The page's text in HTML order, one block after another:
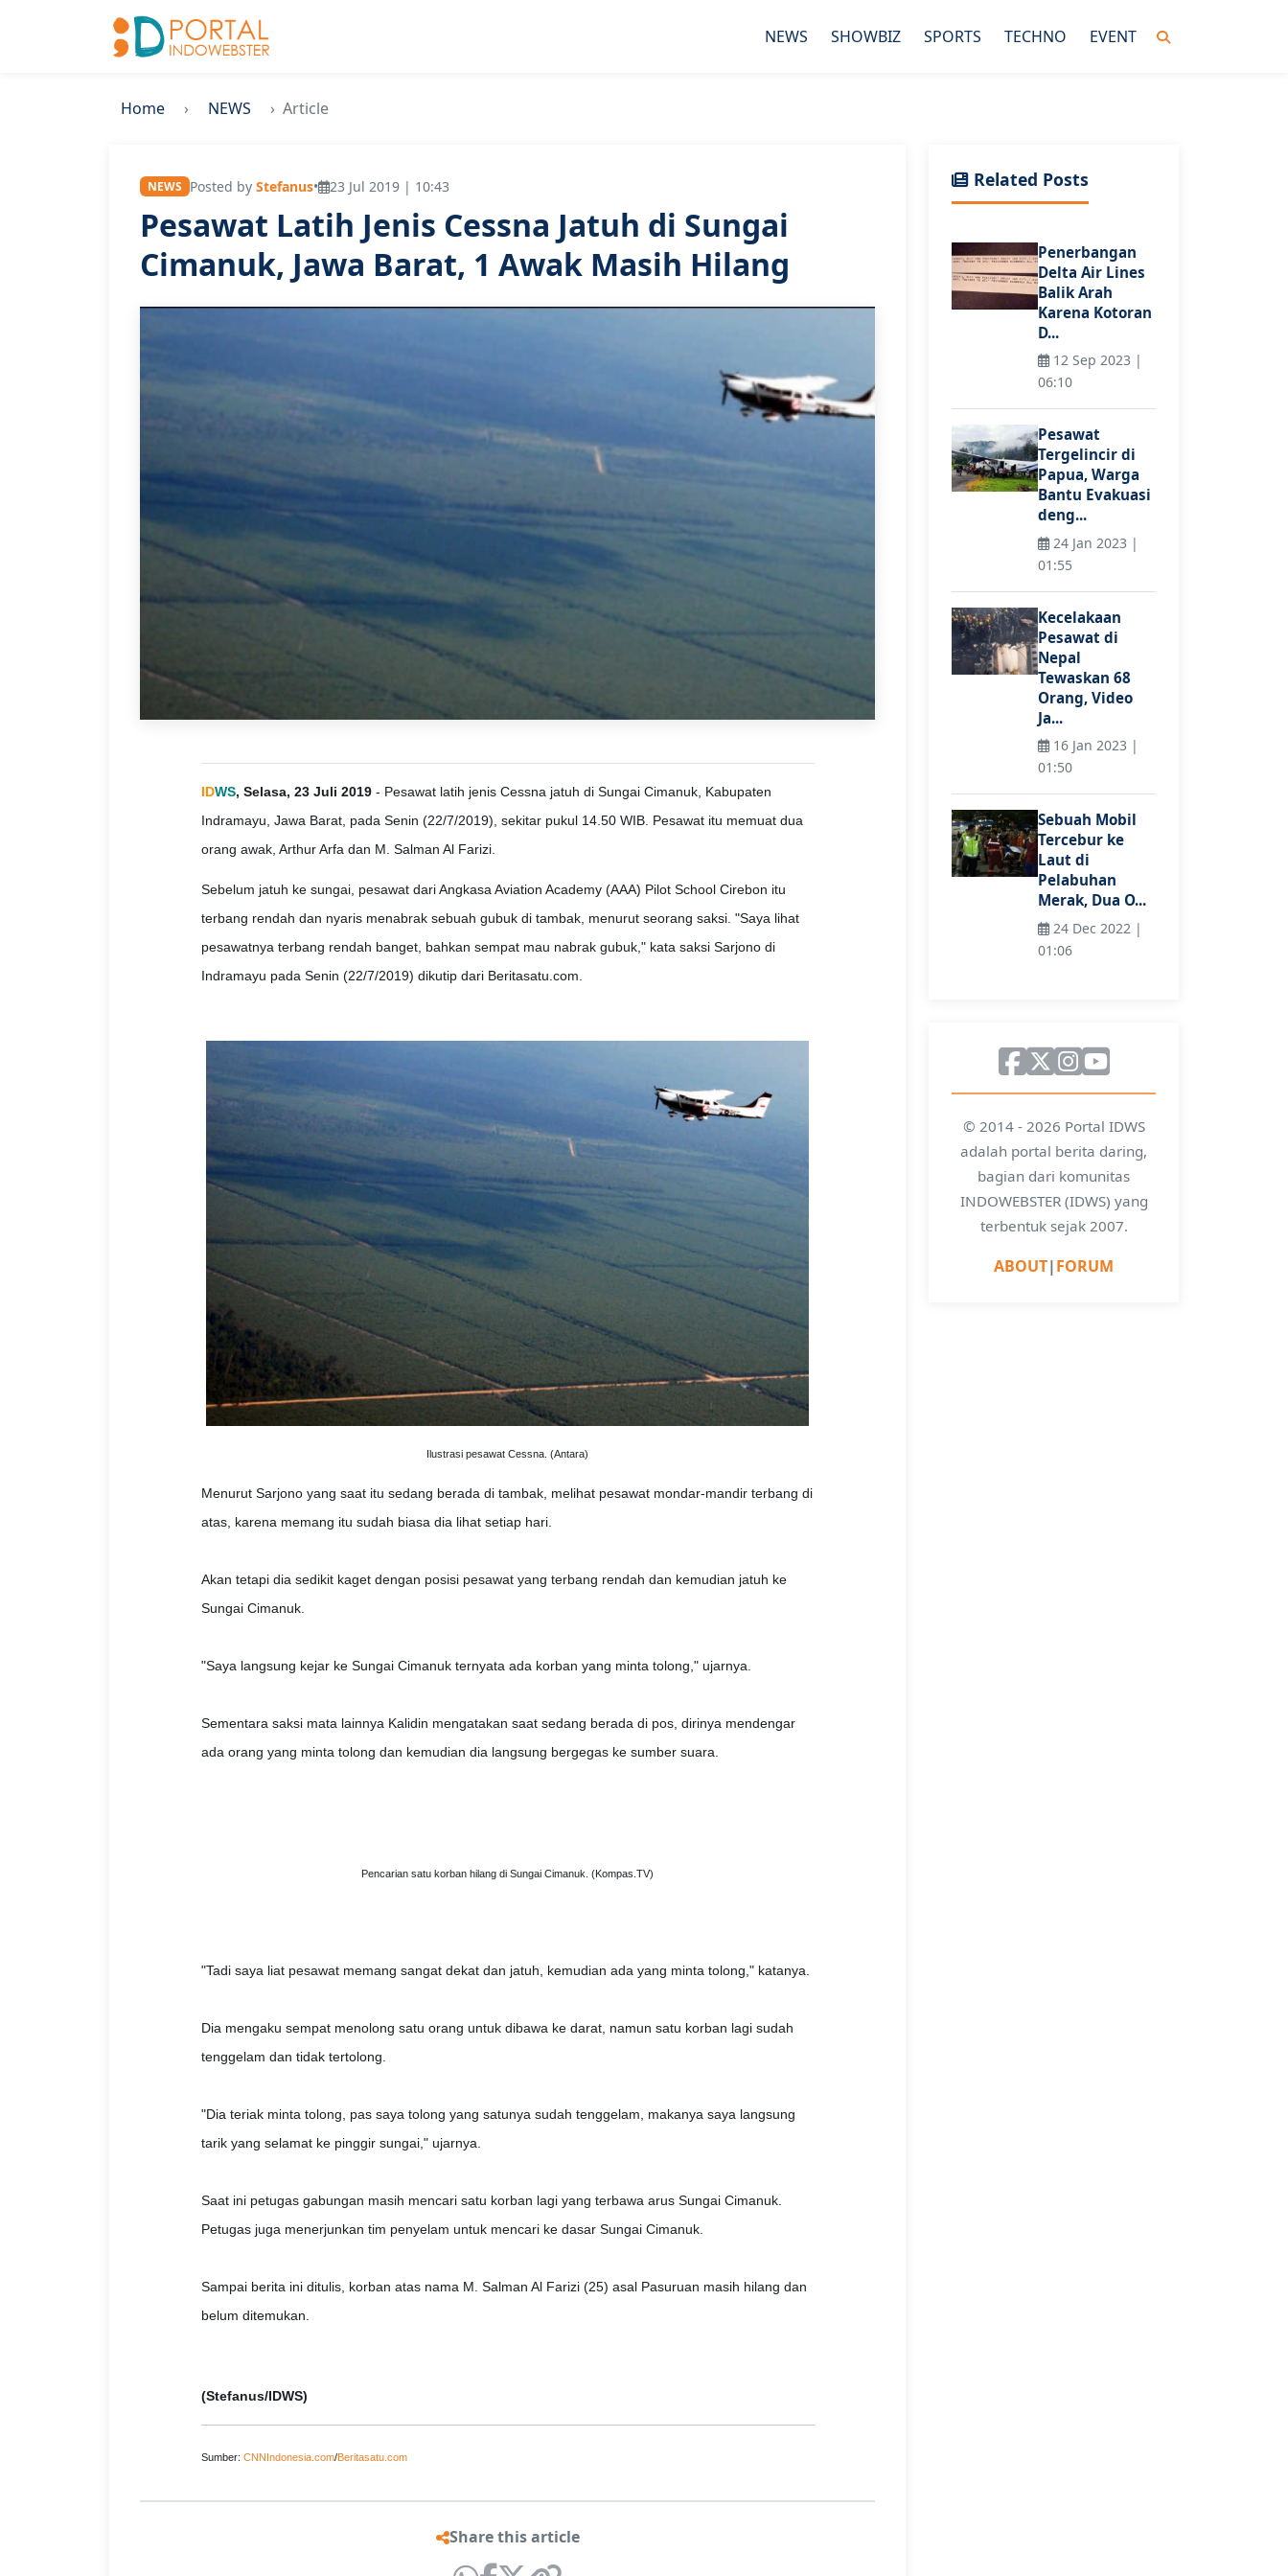
NEWS SHOWBIZ SPORTS TECHNO EVENT
Home NEWS Article
NEWS Posted by Stefanus• 23 Jul 2019 | 10:43
Pesawat Latih Jenis Cessna Jatuh di Sungai
Cimanuk, Jawa Barat, 1 Awak Masih Hilang
IDWS, Selasa, 23 Juli 2019- Pesawat latih jenis Cessna jatuh di Sungai Cimanuk, Kabupaten
Indramayu, Jawa Barat, pada Senin (22/7/2019), sekitar pukul 14.50 WIB. Pesawat itu memuat dua
orang awak, Arthur Arfa dan M. Salman Al Farizi.
Sebelum jatuh ke sungai, pesawat dari Angkasa Aviation Academy (AAA) Pilot School Cirebon itu
terbang rendah dan nyaris menabrak sebuah gubuk di tambak, menurut seorang saksi. "Saya lihat
pesawatnya terbang rendah banget, bahkan sempat mau nabrak gubuk," kata saksi Sarjono di
Indramayu pada Senin (22/7/2019) dikutip dari Beritasatu.com.
Ilustrasi pesawat Cessna. (Antara)
Menurut Sarjono yang saat itu sedang berada di tambak, melihat pesawat mondar-mandir terbang di
atas, karena memang itu sudah biasa dia lihat setiap hari.
Akan tetapi dia sedikit kaget dengan posisi pesawat yang terbang rendah dan kemudian jatuh ke
Sungai Cimanuk.
"Saya langsung kejar ke Sungai Cimanuk ternyata ada korban yang minta tolong," ujarnya.
Sementara saksi mata lainnya Kalidin mengatakan saat sedang berada di pos, dirinya mendengar
ada orang yang minta tolong dan kemudian dia langsung bergegas ke sumber suara.
Pencarian satu korban hilang di Sungai Cimanuk. (Kompas.TV)
"Tadi saya liat pesawat memang sangat dekat dan jatuh, kemudian ada yang minta tolong," katanya.
Dia mengaku sempat menolong satu orang untuk dibawa ke darat, namun satu korban lagi sudah
tenggelam dan tidak tertolong.
"Dia teriak minta tolong, pas saya tolong yang satunya sudah tenggelam, makanya saya langsung
tarik yang selamat ke pinggir sungai," ujarnya.
Saat ini petugas gabungan masih mencari satu korban lagi yang terbawa arus Sungai Cimanuk.
Petugas juga menerjunkan tim penyelam untuk mencari ke dasar Sungai Cimanuk.
Sampai berita ini ditulis, korban atas nama M. Salman Al Farizi (25) asal Pasuruan masih hilang dan
belum ditemukan.
(Stefanus/IDWS)
Sumber: CNNIndonesia.com/Beritasatu.com
Share this article
Related Posts
Penerbangan
Delta Air Lines
Balik Arah
Karena Kotoran
D...
12 Sep 2023 |
06:10
Pesawat
Tergelincir di
Papua, Warga
Bantu Evakuasi
deng...
24 Jan 2023 |
01:55
Kecelakaan
Pesawat di
Nepal
Tewaskan 68
Orang, Video
Ja...
16 Jan 2023 |
01:50
Sebuah Mobil
Tercebur ke
Laut di
Pelabuhan
Merak, Dua O...
24 Dec 2022 |
01:06
© 2014 - 2026 Portal IDWS
adalah portal berita daring,
bagian dari komunitas
INDOWEBSTER (IDWS) yang
terbentuk sejak 2007.
ABOUT|FORUM